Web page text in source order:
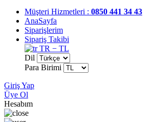
Müşteri Hizmetleri : 0850 441 34 43
AnaSayfa
Siparişlerim
Sipariş Takibi
TR − TL
Dil
Para Birimi
Giriş Yap
Üye Ol
Hesabım